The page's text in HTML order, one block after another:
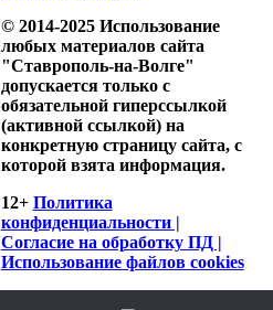
© 2014-2025 Использование
любых материалов сайта
"Ставрополь-на-Волге"
допускается только с
обязательной гиперссылкой
(активной ссылкой) на
конкретную страницу сайта, с
которой взята информация.
12+ Политика
конфиденциальности |
Согласие на обработку ПД |
Использование файлов cookies